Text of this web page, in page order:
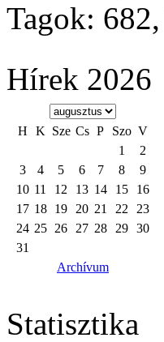
Tagok:
Hírek 2026
H K Sze Cs P Szo V
1
2
3
4 5 6 7 8
9
10 11 12 13 14 15
16
17 18 19 20 21 22
23
24 25 26 27 28 29 30
31
Archívum
Statisztika